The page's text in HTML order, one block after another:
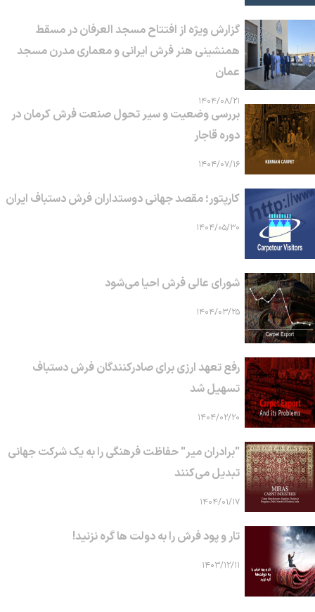
گزارش ویژه از افتتاح مسجد العرفان در مسقط
همنشینی هنر فرش ایرانی و معماری مدرن مسجد
عمان
۱۴۰۴/۰۸/۲۱
بررسی وضعیت و سیر تحول صنعت فرش کرمان در
دوره قاجار
۱۴۰۴/۰۷/۱۶
کارپتور؛ مقصد جهانی دوستداران فرش دستباف ایران
۱۴۰۴/۰۵/۳۰
شورای عالی فرش احیا می‌شود
۱۴۰۴/۰۳/۲۵
رفع تعهد ارزی برای صادرکنندگان فرش دستباف
تسهیل شد
۱۴۰۴/۰۲/۲۰
"برادران میر" حفاظت فرهنگی را به یک شرکت جهانی
تبدیل می‌کنند
۱۴۰۴/۰۱/۱۷
تار و پود فرش را به دولت ها گره نزنید!
۱۴۰۳/۱۲/۱۱